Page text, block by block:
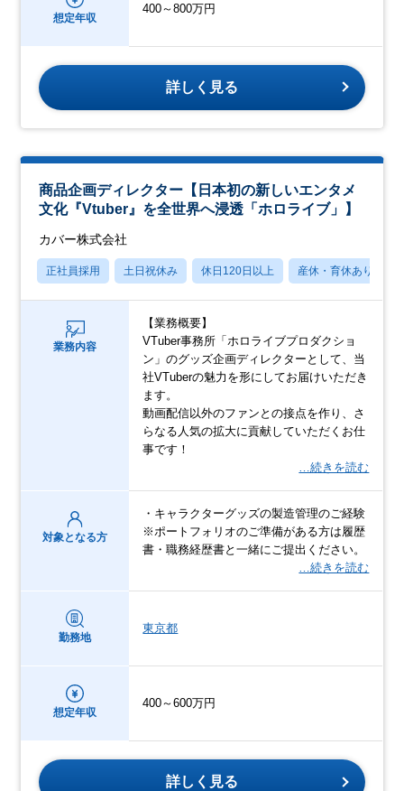
想定年収
400～800万円
詳しく見る
商品企画ディレクター【日本初の新しいエンタメ
文化『Vtuber』を全世界へ浸透「ホロライブ」】
カバー株式会社
正社員採用 土日祝休み 休日120日以上 産休・育休あり
業務内容
【業務概要】
VTuber事務所「ホロライブプロダクショ
ン」のグッズ企画ディレクターとして、当
社VTuberの魅力を形にしてお届けいただき
ます。
動画配信以外のファンとの接点を作り、さ
らなる人気の拡大に貢献していただくお仕
事です！
…続きを読む
対象となる方
・キャラクターグッズの製造管理のご経験
※ポートフォリオのご準備がある方は履歴
書・職務経歴書と一緒にご提出ください。
…続きを読む
勤務地
東京都
想定年収
400～600万円
詳しく見る